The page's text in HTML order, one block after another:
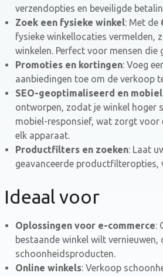
verzendopties en beveiligde
Zoek een fysieke winkel: Met de
fysieke winkellocaties vermelden,
winkelen. Perfect voor mensen
Promoties en kortingen: Voeg
aanbiedingen toe om de verkoop
SEO-geoptimaliseerd en
ontworpen, zodat je winkel hoger
mobiel-responsief, wat zorgt voor
elk apparaat.
Productfilters en zoeken: Laat
geavanceerde productfilteropties,
Ideaal voor
Oplossingen voor e-commerce:
bestaande winkel wilt
schoonheidsproducten.
Online winkels: Verkoop